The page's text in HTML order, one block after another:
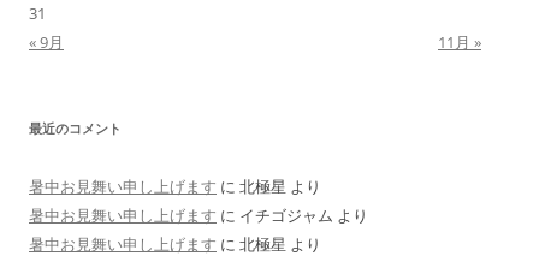
31
« 9月
11月 »
最近のコメント
暑中お見舞い申し上げます に 北極星 より
暑中お見舞い申し上げます に イチゴジャム より
暑中お見舞い申し上げます に 北極星 より